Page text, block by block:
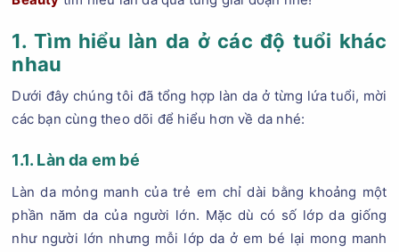
1. Tìm hiểu làn da ở các độ tuổi khác
nhau
Dưới đây chúng tôi đã tổng hợp làn da ở từng lứa tuổi, mời
các bạn cùng theo dõi để hiểu hơn về da nhé:
1.1. Làn da em bé
Làn da mỏng manh của trẻ em chỉ dài bằng khoảng một
phần năm da của người lớn. Mặc dù có số lớp da giống
như người lớn nhưng mỗi lớp da ở em bé lại mong manh